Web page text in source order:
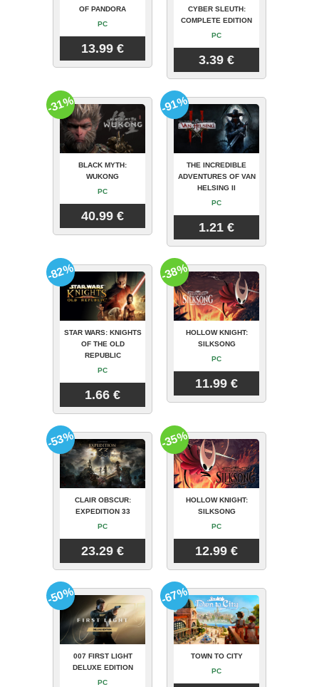
OF PANDORA
PC
13.99 €
CYBER SLEUTH:
COMPLETE EDITION
PC
3.39 €
BLACK MYTH:
WUKONG
PC
40.99 €
-31%
THE INCREDIBLE
ADVENTURES OF VAN
HELSING II
PC
1.21 €
-91%
STAR WARS: KNIGHTS
OF THE OLD
REPUBLIC
PC
1.66 €
-82%
HOLLOW KNIGHT:
SILKSONG
PC
11.99 €
-38%
CLAIR OBSCUR:
EXPEDITION 33
PC
23.29 €
-53%
HOLLOW KNIGHT:
SILKSONG
PC
12.99 €
-35%
007 FIRST LIGHT
DELUXE EDITION
PC
-50%
TOWN TO CITY
PC
-67%